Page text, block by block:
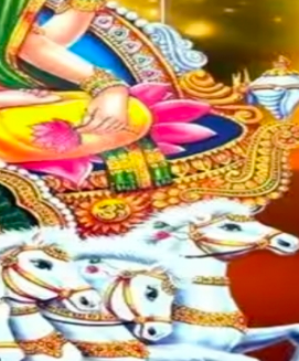
Fire
और CM रेखा
PMO ने
COMMENTS
मनोज” का बड़ा
IIT
JUNE 12, 2026
996 VIEWS